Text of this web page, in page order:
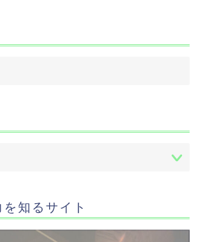
知るサイト